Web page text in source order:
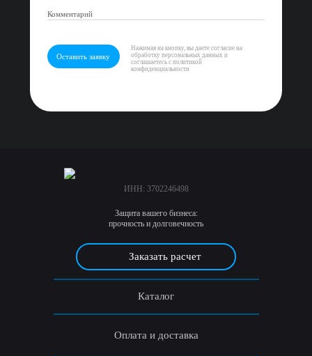
Оставить заявку
Нажимая на кнопку, вы даете согласие на
обработку персональных данных и
соглашаетесь с политикой
конфиденциальности
ИНН: 3702246498
Защита вашего бизнеса:
прочность и долговечность
Заказать расчет
Каталог
Оплата и доставка